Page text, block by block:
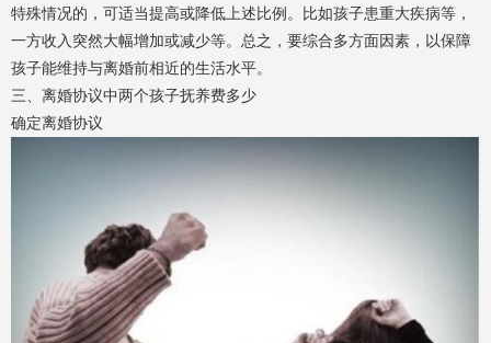
特殊情况的，可适当提高或降低上述比例。比如孩子患重大疾病等，
一方收入突然大幅增加或减少等。总之，要综合多方面因素，以保障
孩子能维持与离婚前相近的生活水平。
三、离婚协议中两个孩子抚养费多少
确定离婚协议